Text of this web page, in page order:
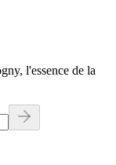
l'essence de la